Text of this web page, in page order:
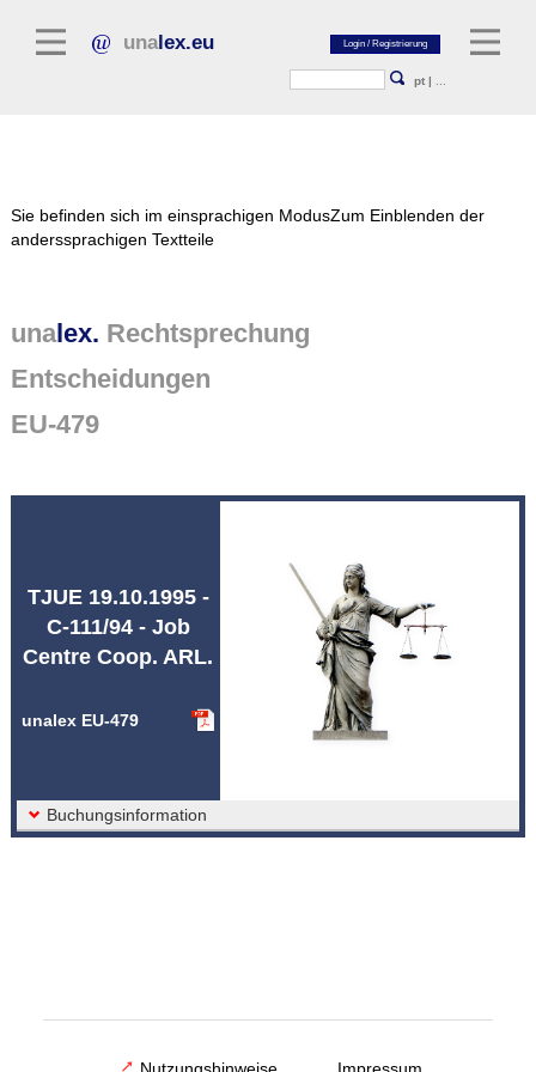
unalex.eu
pt |
Normtexte
Rechtsprechung
Sie befinden sich im einsprachigen ModusZum Einblenden der
anderssprachigen Textteile
unalex. Rechtsprechung
Entscheidungen
EU-479
TJUE 19.10.1995 -
C-111/94 - Job
Centre Coop. ARL.
unalex EU-479
Buchungsinformation
Nutzungshinweise Impressum